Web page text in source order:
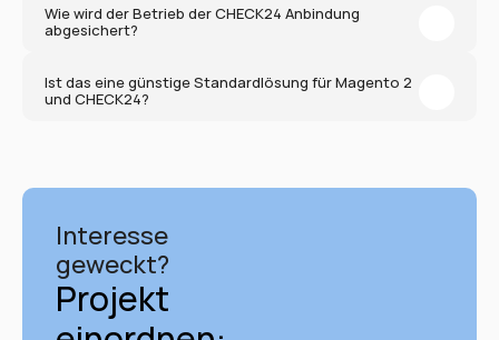
Wie wird der Betrieb der CHECK24 Anbindung
abgesichert?
Ist das eine günstige Standardlösung für Magento 2
und CHECK24?
Interesse
geweckt?
Projekt